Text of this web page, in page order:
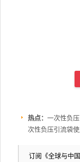
热点： 一次性负
次性负压引流袋
订阅《全球与中